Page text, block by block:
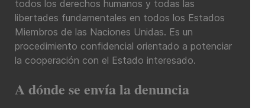
todos los derechos humanos y todas las
libertades fundamentales en todos los Estados
Miembros de las Naciones Unidas. Es un
procedimiento confidencial orientado a potenciar
la cooperación con el Estado interesado.
A dónde se envía la denuncia